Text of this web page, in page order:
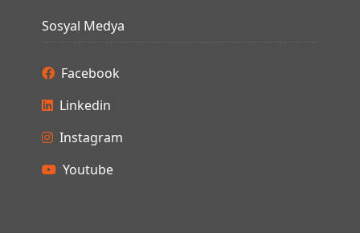
Sosyal Medya
Facebook
Linkedin
Instagram
Youtube